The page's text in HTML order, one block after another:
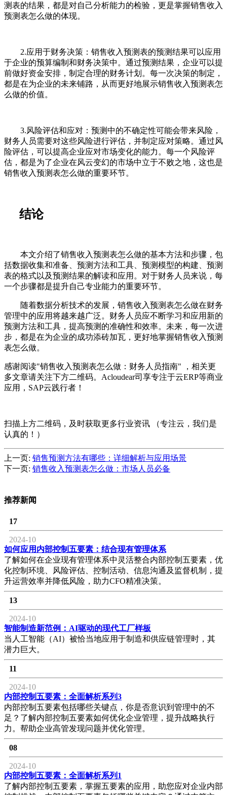
测表的结果，都是对自己分析能力的检验，更是掌握销售收入
预测表怎么做的体现。
2.应用于财务决策：销售收入预测表的预测结果可以应用
于企业的预算编制和财务决策中。通过预测结果，企业可以提
前做好资金安排，制定合理的财务计划。每一次决策的制定，
都是在为企业的未来铺路，从而更好地展示销售收入预测表怎
么做的价值。
3.风险评估和应对：预测中的不确定性可能会带来风险，
财务人员需要对这些风险进行评估，并制定应对策略。通过风
险评估，可以提高企业应对市场变化的能力。每一个风险评
估，都是为了企业在风云变幻的市场中立于不败之地，这也是
销售收入预测表怎么做的重要环节。
结论
本文介绍了销售收入预测表怎么做的基本方法和步骤，包
括数据收集和准备、预测方法和工具、预测模型的构建、预测
表的格式以及预测结果的解读和应用。对于财务人员来说，每
一个步骤都是提升自己专业能力的重要环节。
随着数据分析技术的发展，销售收入预测表怎么做在财务
管理中的应用将越来越广泛。财务人员应不断学习和应用新的
预测方法和工具，提高预测的准确性和效率。未来，每一次进
步，都是在为企业的成功添砖加瓦，更好地掌握销售收入预测
表怎么做。
感谢阅读"销售收入预测表怎么做：财务人员指南" ，相关更
多文章请关注下方二维码。Acloudear司享专注于云ERP等商业
应用，SAP云践行者！
扫描上方二维码，及时获取更多行业资讯 （专注云，我们是
认真的！）
上一页: 销售预测方法有哪些：详细解析与应用场景
下一页: 销售收入预测表怎么做：市场人员必备
推荐新闻
17
2024-10
如何应用内部控制五要素：结合现有管理体系
了解如何在企业现有管理体系中灵活整合内部控制五要素，优
化控制环境、风险评估、控制活动、信息沟通及监督机制，提
升运营效率并降低风险，助力CFO精准决策。
13
2024-10
智能制造新范例：AI驱动的现代工厂样板
当人工智能（AI）被恰当地应用于制造和供应链管理时，其
潜力巨大。
11
2024-10
内部控制五要素：全面解析系列3
内部控制五要素包括哪些关键点，你是否意识到管理中的不
足？了解内部控制五要素如何优化企业管理，提升战略执行
力。帮助企业高管发现问题并优化管理。
08
2024-10
内部控制五要素：全面解析系列1
了解内部控制五要素，掌握五要素的应用，助您应对企业内部